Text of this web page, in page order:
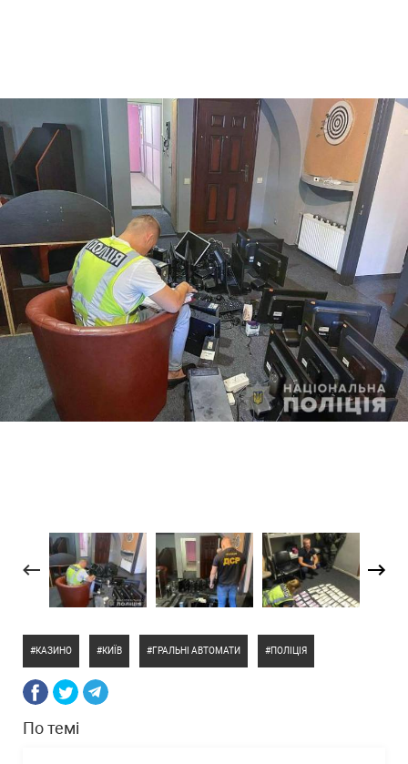
КАЗИНО КИЇВ ГРАЛЬНІ АВТОМАТИ ПОЛІЦІЯ
По темі